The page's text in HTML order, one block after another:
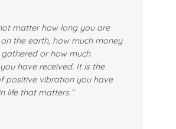
matter how long you are
the earth, how much money
or how much
have received. It is the
positive vibration you have
life that matters.”